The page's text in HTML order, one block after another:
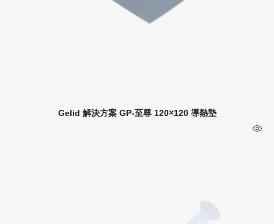
Gelid 解決方案 GP-至尊 120×120 導熱墊